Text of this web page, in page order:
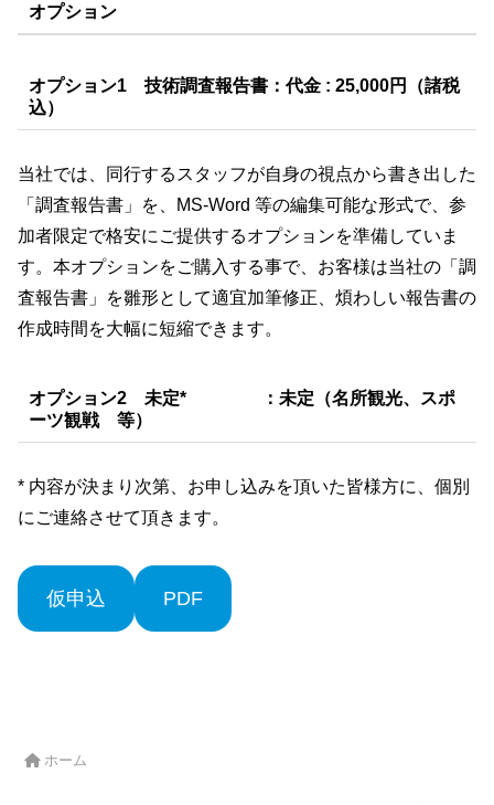
オプション
オプション1 技術調査報告書：代金 : 25,000円（諸税
込）
当社では、同行するスタッフが自身の視点から書き出した
「調査報告書」を、MS-Word 等の編集可能な形式で、参
加者限定で格安にご提供するオプションを準備していま
す。本オプションをご購入する事で、お客様は当社の「調
査報告書」を雛形として適宜加筆修正、煩わしい報告書の
作成時間を大幅に短縮できます。
​オプション2 未定*： 未定（名所観光、スポ
ーツ観戦 等）
* 内容が決まり次第、お申し込みを頂いた皆様方に、個別
にご連絡させて頂きます。
仮申込 PDF
ホーム